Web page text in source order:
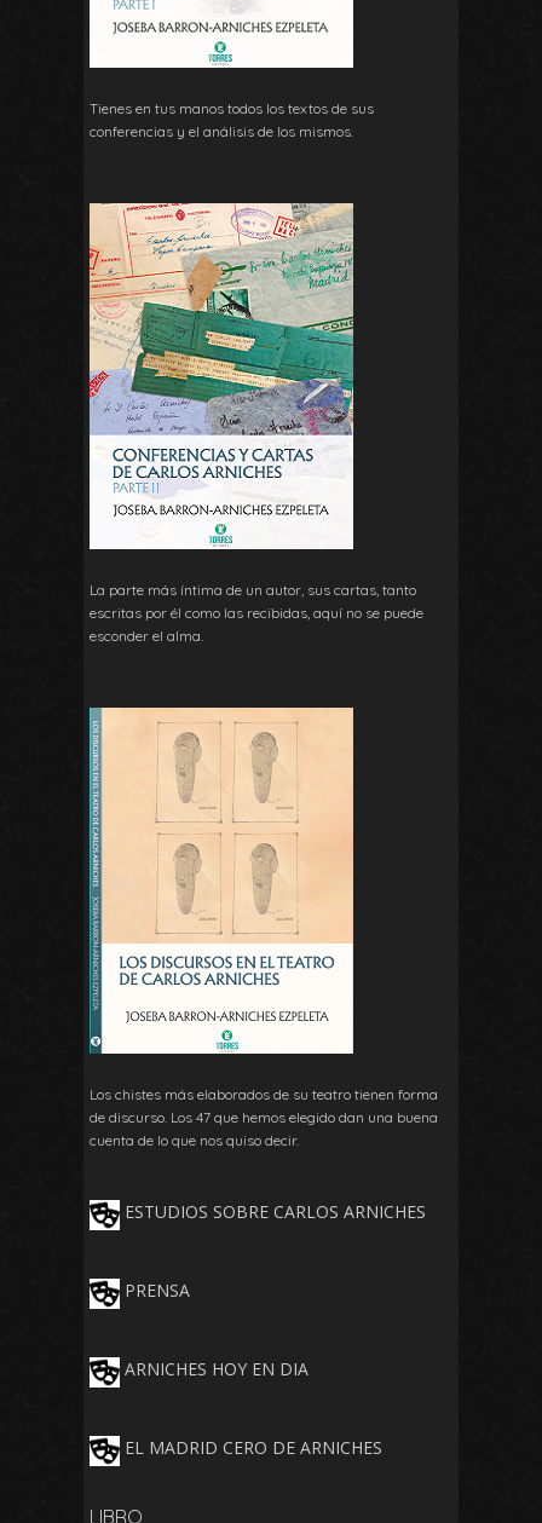
Tienes en tus manos todos los textos de sus
conferencias y el análisis de los mismos.
La parte más íntima de un autor, sus cartas, tanto
escritas por él como las recibidas, aquí no se puede
esconder el alma.
Los chistes más elaborados de su teatro tienen forma
de discurso. Los 47 que hemos elegido dan una buena
cuenta de lo que nos quiso decir.
ESTUDIOS SOBRE CARLOS ARNICHES
PRENSA
ARNICHES HOY EN DIA
EL MADRID CERO DE ARNICHES
LIBRO